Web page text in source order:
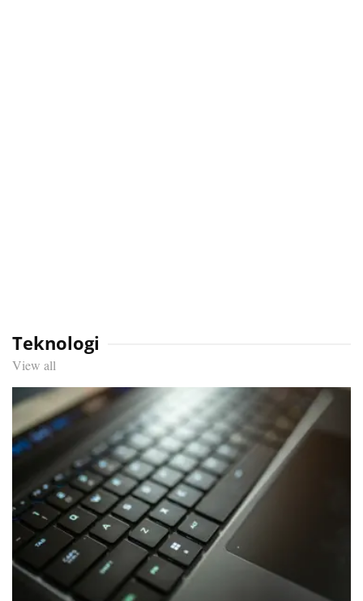
Teknologi
View all